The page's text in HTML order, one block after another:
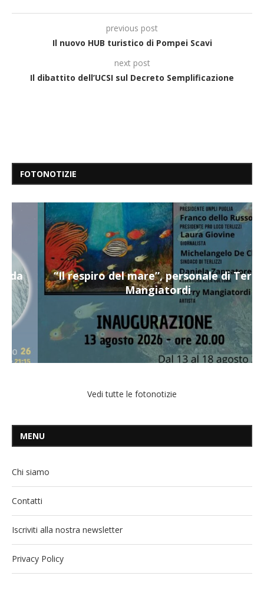
previous post
Il nuovo HUB turistico di Pompei Scavi
next post
Il dibattito dell’UCSI sul Decreto Semplificazione
FOTONOTIZIE
“Il respiro del mare”, personale di Terry
Mangiatordi
Vedi tutte le fotonotizie
MENU
Chi siamo
Contatti
Iscriviti alla nostra newsletter
Privacy Policy